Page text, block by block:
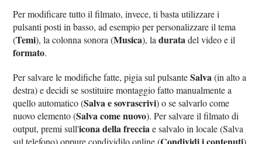
Per modificare tutto il filmato, invece, ti basta utilizzare i
pulsanti posti in basso, ad esempio per personalizzare il tema
(Temi), la colonna sonora (Musica), ladurata del video e il
formato.
Per salvare le modifiche fatte, pigia sul pulsanteSalva (in alto a
destra) e decidi se sostituire montaggio fatto manualmente a
quello automatico (Salva e sovrascrivi) o se salvarlo come
nuovo elemento (Salva come nuovo). Per salvare il filmato di
output, premi sull'icona della freccia e salvalo in locale (Salva
sul telefono) oppure condividilo online (Condividi i contenuti).